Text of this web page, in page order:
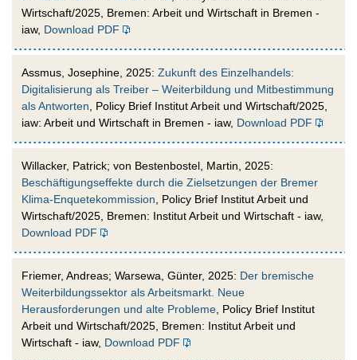
Wirtschaft/2025, Bremen: Arbeit und Wirtschaft in Bremen -
iaw, Download PDF
Assmus, Josephine, 2025: Zukunft des Einzelhandels:
Digitalisierung als Treiber – Weiterbildung und Mitbestimmung
als Antworten , Policy Brief Institut Arbeit und Wirtschaft/2025,
iaw: Arbeit und Wirtschaft in Bremen - iaw, Download PDF
Willacker, Patrick; von Bestenbostel, Martin, 2025:
Beschäftigungseffekte durch die Zielsetzungen der Bremer
Klima-Enquetekommission , Policy Brief Institut Arbeit und
Wirtschaft/2025, Bremen: Institut Arbeit und Wirtschaft - iaw,
Download PDF
Friemer, Andreas; Warsewa, Günter, 2025: Der bremische
Weiterbildungssektor als Arbeitsmarkt. Neue
Herausforderungen und alte Probleme , Policy Brief Institut
Arbeit und Wirtschaft/2025, Bremen: Institut Arbeit und
Wirtschaft - iaw, Download PDF